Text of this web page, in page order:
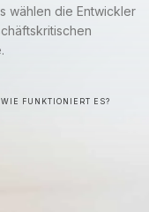
wählen die Entwickler
WIE FUNKTIONIERT ES?